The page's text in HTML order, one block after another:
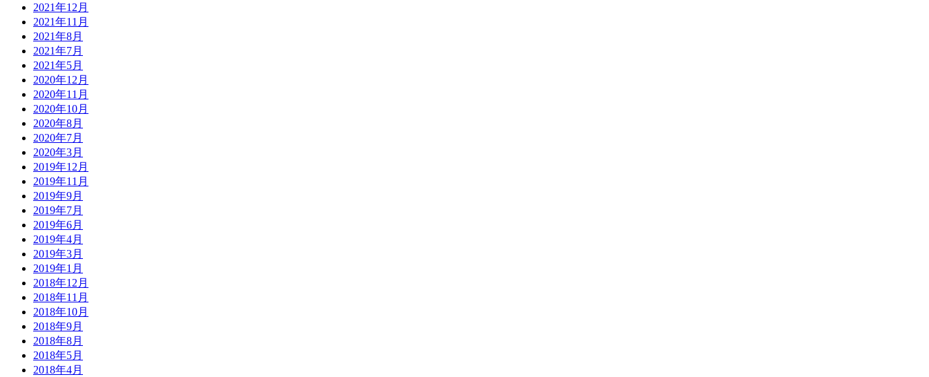
2021年12月
2021年11月
2021年8月
2021年7月
2021年5月
2020年12月
2020年11月
2020年10月
2020年8月
2020年7月
2020年3月
2019年12月
2019年11月
2019年9月
2019年7月
2019年6月
2019年4月
2019年3月
2019年1月
2018年12月
2018年11月
2018年10月
2018年9月
2018年8月
2018年5月
2018年4月